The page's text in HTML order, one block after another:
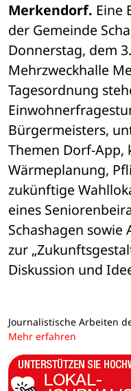
Merkendorf. Eine
der Gemeinde
Donnerstag, dem
Mehrzweckhalle
Tagesordnung
Bürgermeisters,
Themen Dorf-App,
Wärmeplanung,
zukünftige
eines
Schashagen sowie
zur
Diskussion und
Journalistische Arbeiten
Mehr erfahren